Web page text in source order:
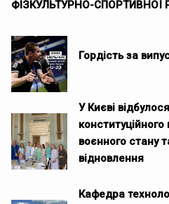
ФІЗКУЛЬТУРНО-СПОРТИВНОЇ
Гордість за
У Києві
воєнного стану
відновлення
Кафедра